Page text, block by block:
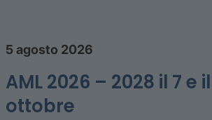
5 agosto 2026
AML 2026 – 2028 il 7 e il
ottobre